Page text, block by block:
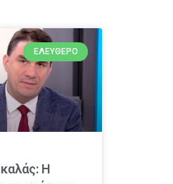
ΕΛΕΎΘΕΡΟ
Η